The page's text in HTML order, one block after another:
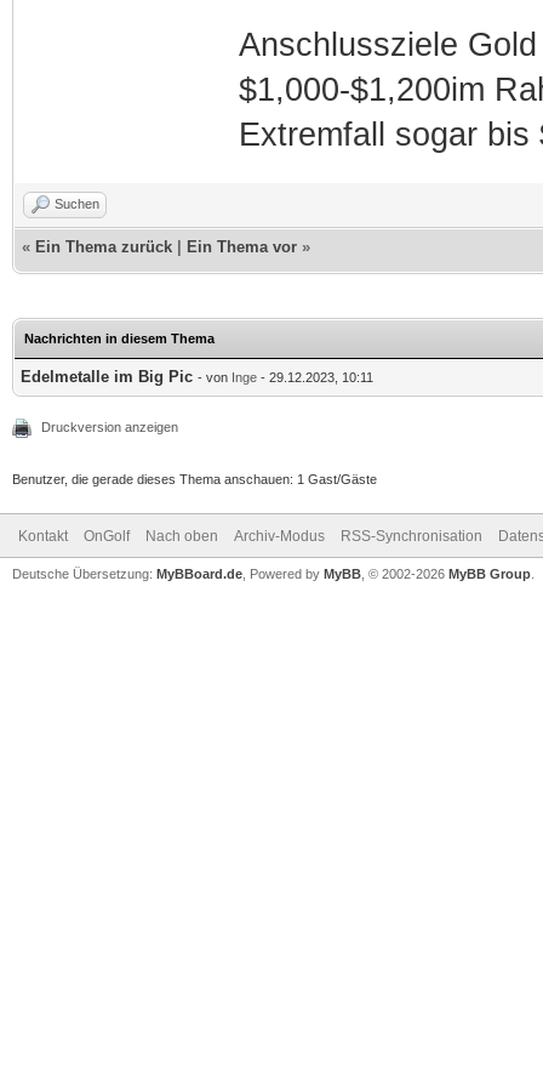
Anschlussziele
$1,000-$1,200im
Extremfall sogar bis
Suchen
« Ein Thema zurück Ein Thema vor »
Nachrichten in diesem Thema
Edelmetalle im Big Pic - von Inge - 29.12.2023, 10:11
Druckversion anzeigen
Benutzer, die gerade dieses Thema anschauen: 1 Gast/Gäste
Kontakt OnGolf Nach oben Archiv-Modus RSS-Synchronisation
Deutsche Übersetzung: MyBBoard.de , Powered by MyBB , © 2002-2026 MyBB Group